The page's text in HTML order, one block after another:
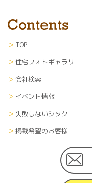
TOP
住宅フォトギャラリー
会社検索
イベント情報
失敗しないシタク
掲載希望のお客様